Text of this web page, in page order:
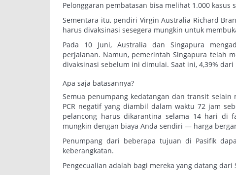
Pelonggaran pembatasan bisa melihat 1.000 kasus
Sementara itu, pendiri Virgin Australia Richard
harus divaksinasi sesegera mungkin untuk
Pada 10 Juni, Australia dan Singapura
perjalanan. Namun, pemerintah Singapura telah
divaksinasi sebelum ini dimulai. Saat ini, 4,39%
Apa saja batasannya?
Semua penumpang kedatangan dan transit
PCR negatif yang diambil dalam waktu 72 jam
pelancong harus dikarantina selama 14 hari di
mungkin dengan biaya Anda sendiri — harga
Penumpang dari beberapa tujuan di Pasifik
keberangkatan.
Pengecualian adalah bagi mereka yang datang dari